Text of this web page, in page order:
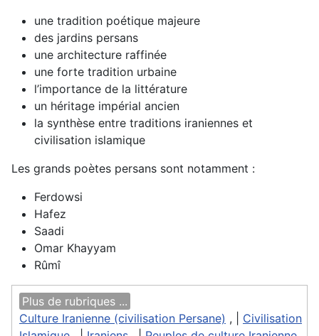
une tradition poétique majeure
des jardins persans
une architecture raffinée
une forte tradition urbaine
l’importance de la littérature
un héritage impérial ancien
la synthèse entre traditions iraniennes et
civilisation islamique
Les grands poètes persans sont notamment :
Ferdowsi
Hafez
Saadi
Omar Khayyam
Rûmî
Plus de rubriques ...
Culture Iranienne (civilisation Persane) , | Civilisation